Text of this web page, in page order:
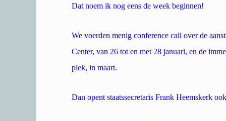
Dat noem ik nog eens de week beginnen!
We voerden menig conference call over de
Center, van 26 tot en met 28 januari, en de
plek, in maart.
Dan opent staatssecretaris Frank Heemskerk